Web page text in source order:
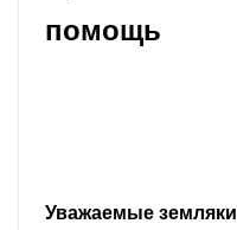
помощь
Уважаемые